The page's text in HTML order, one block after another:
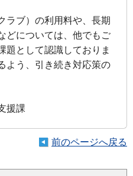
ブ）の利用料や、長期
どについては、他でもご
題として認識しておりま
よう、引き続き対応策の
援課
前のページへ戻る